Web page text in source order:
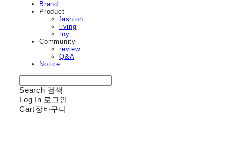
Brand
Product
fashion
living
toy
Community
review
Q&A
Notice
Search 검색
Log In 로그인
Cart장바구니